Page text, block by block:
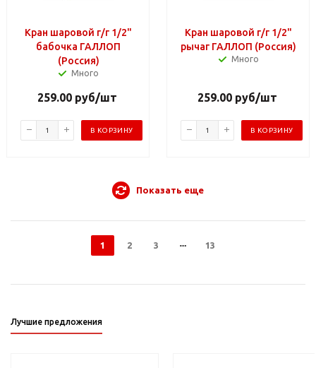
Кран шаровой г/г 1/2"
бабочка ГАЛЛОП
(Россия)
Много
259.00руб/шт
В КОРЗИНУ
Кран шаровой г/г 1/2"
рычаг ГАЛЛОП (Россия)
Много
259.00руб/шт
В КОРЗИНУ
Показать еще
1 2 3 13
Лучшие предложения